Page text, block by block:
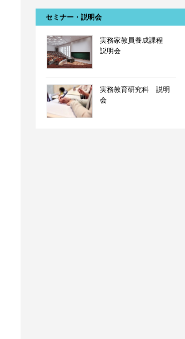
セミナー・説明会
実務家教員養成課程
説明会
実務教育研究科 説明
会